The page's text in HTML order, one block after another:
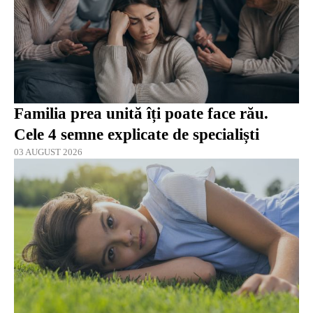
Familia prea unită îți poate face rău.
Cele 4 semne explicate de specialiști
03 AUGUST 2026